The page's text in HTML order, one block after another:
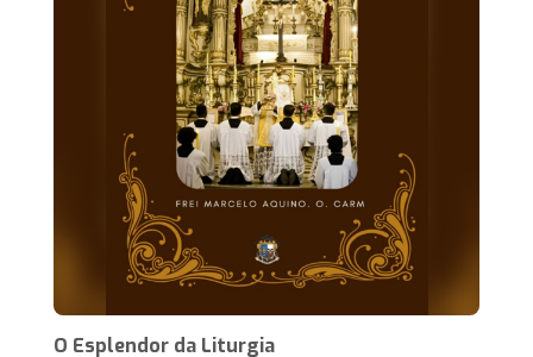
O Esplendor da Liturgia